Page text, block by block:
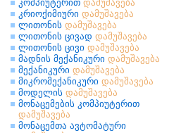
კომპიუტერით დამუშავება
კრიოქიმიური დამუშავება
ლითონის დამუშავება
ლითონის ცივად დამუშავება
ლითონის ცივი დამუშავება
მადნის მექანიკური დამუშავება
მექანიკური დამუშავება
მიკრომექანიკური დამუშავება
მოდელის დამუშავება
მონაცემების კომპიუტერით
დამუშავება
მონაცემთა ავტომატური